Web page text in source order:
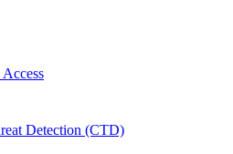
Detection (CTD)